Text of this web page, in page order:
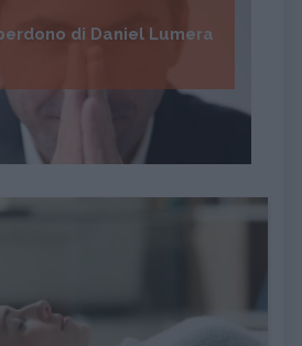
di Daniel Lumera